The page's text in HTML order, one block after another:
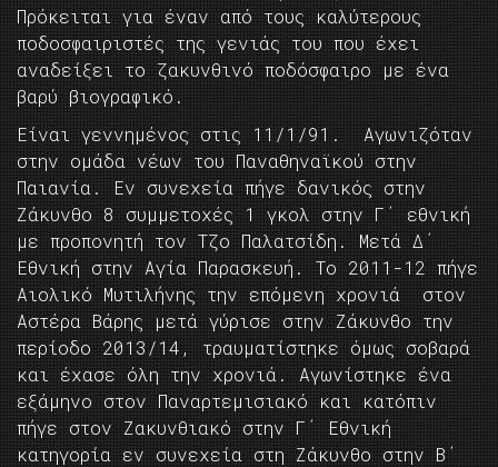
Πρόκειται για έναν από τους καλύτερους
ποδοσφαιριστές της γενιάς του που έχει
αναδείξει το ζακυνθινό ποδόσφαιρο με ένα
βαρύ βιογραφικό.
Είναι γεννημένος στις 11/1/91. Αγωνιζόταν
στην ομάδα νέων του Παναθηναϊκού στην
Παιανία. Εν συνεχεία πήγε δανικός στην
Ζάκυνθο 8 συμμετοχές 1 γκολ στην Γ΄ εθνική
με προπονητή τον Τζο Παλατσίδη. Μετά Δ΄
Εθνική στην Αγία Παρασκευή. Το 2011-12 πήγε
Αιολικό Μυτιλήνης την επόμενη χρονιά στον
Αστέρα Βάρης μετά γύρισε στην Ζάκυνθο την
περίοδο 2013/14, τραυματίστηκε όμως σοβαρά
και έχασε όλη την χρονιά. Αγωνίστηκε ένα
εξάμηνο στον Παναρτεμισιακό και κατόπιν
πήγε στον Ζακυνθιακό στην Γ΄ Εθνική
κατηγορία εν συνεχεία στη Ζάκυνθο στην Β΄